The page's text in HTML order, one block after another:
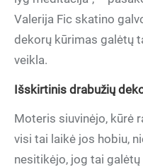
Valerija Fic skatino
dekorų kūrimas galėtų
veikla.
Išskirtinis drabužių
Moteris siuvinėjo, kūrė
visi tai laikė jos hobiu,
nesitikėjo, jog tai